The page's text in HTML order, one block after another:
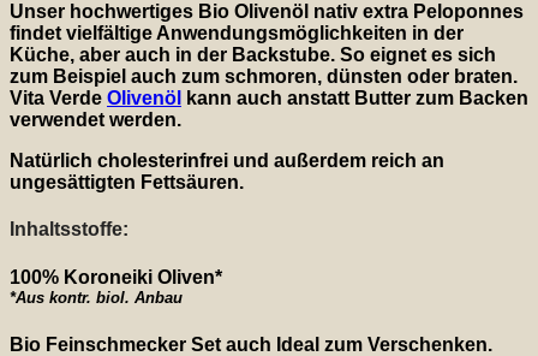
Unser hochwertiges Bio Olivenöl nativ extra Peloponnes
findet vielfältige Anwendungsmöglichkeiten in der
Küche, aber auch in der Backstube. So eignet es sich
zum Beispiel auch zum schmoren, dünsten oder braten.
Vita Verde Olivenöl
kann auch anstatt Butter zum Backen
verwendet werden.
Natürlich cholesterinfrei und außerdem reich an
ungesättigten Fettsäuren.
Inhaltsstoffe:
100% Koroneiki Oliven*
*Aus kontr. biol. Anbau
Bio Feinschmecker Set auch Ideal zum Verschenken.